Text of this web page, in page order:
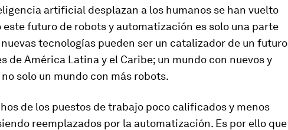
artificial desplazan a los humanos se han vuelto
este futuro de robots y automatización es solo una parte
tecnologías pueden ser un catalizador de un futuro
de América Latina y el Caribe; un mundo con nuevos y
solo un mundo con más robots.
de los puestos de trabajo poco calificados y menos
reemplazados por la automatización. Es por ello que